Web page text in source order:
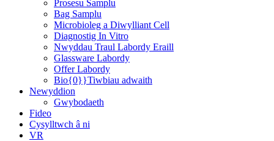
Prosesu Samplu
Bag Samplu
Microbioleg a Diwylliant Cell
Diagnostig In Vitro
Nwyddau Traul Labordy Eraill
Glassware Labordy
Offer Labordy
Bio{0}}Tiwbiau adwaith
Newyddion
Gwybodaeth
Fideo
Cysylltwch â ni
VR